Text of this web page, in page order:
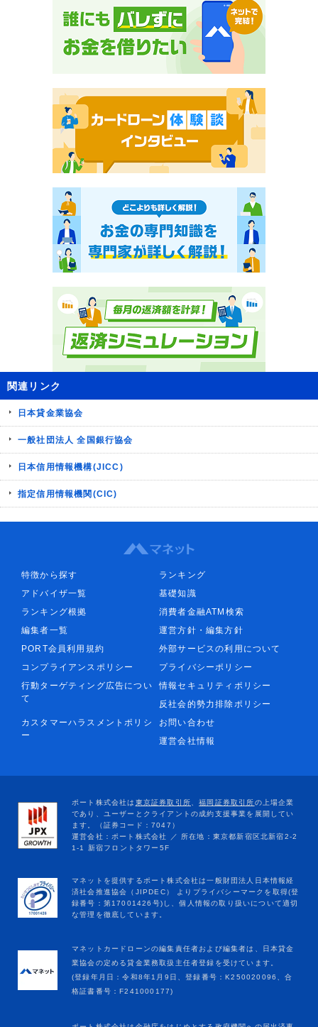
関連リンク
日本貸金業協会
一般社団法人 全国銀行協会
日本信用情報機構(JICC)
指定信用情報機関(CIC)
特徴から探す
ランキング
アドバイザ一覧
基礎知識
ランキング根拠
消費者金融ATM検索
編集者一覧
運営方針・編集方針
PORT会員利用規約
外部サービスの利用について
コンプライアンスポリシー
プライバシーポリシー
行動ターゲティング広告につい
て
情報セキュリティポリシー
反社会的勢力排除ポリシー
カスタマーハラスメントポリシ
ー
お問い合わせ
運営会社情報
マネットカードローンの編集責任者および編集者は、日本貸金
業協会の定める貸金業務取扱主任者登録を受けています。
(登録年月日：令和8年1月9日、登録番号：K250020096、合
格証書番号：F241000177)